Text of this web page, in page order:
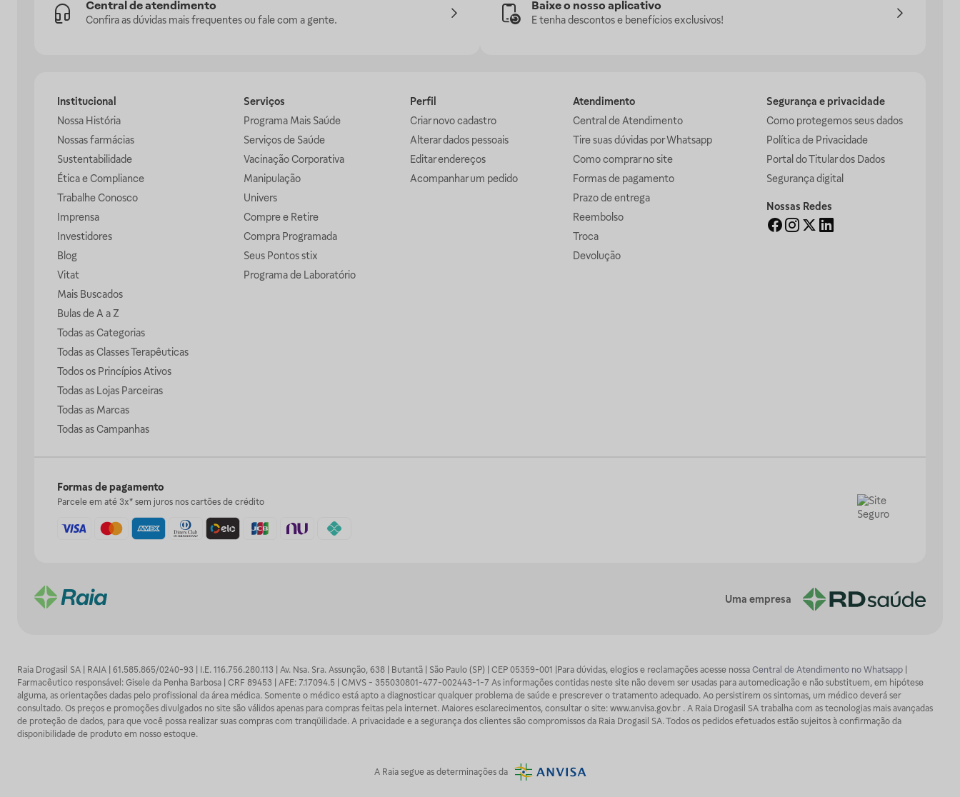
Central de atendimento
Confira as dúvidas mais frequentes ou fale com a gente.
Baixe o nosso aplicativo
E tenha descontos e benefícios exclusivos!
Institucional
Nossa História
Nossas farmácias
Sustentabilidade
Ética e Compliance
Trabalhe Conosco
Imprensa
Investidores
Blog
Vitat
Mais Buscados
Bulas de A a Z
Todas as Categorias
Todas as Classes Terapêuticas
Todos os Princípios Ativos
Todas as Lojas Parceiras
Todas as Marcas
Todas as Campanhas
Serviços
Programa Mais Saúde
Serviços de Saúde
Vacinação Corporativa
Manipulação
Univers
Compre e Retire
Compra Programada
Seus Pontos stix
Programa de Laboratório
Perfil
Criar novo cadastro
Alterar dados pessoais
Editar endereços
Acompanhar um pedido
Atendimento
Central de Atendimento
Tire suas dúvidas por Whatsapp
Como comprar no site
Formas de pagamento
Prazo de entrega
Reembolso
Troca
Devolução
Segurança e privacidade
Como protegemos seus dados
Política de Privacidade
Portal do Titular dos Dados
Segurança digital
Nossas Redes
Formas de pagamento
Parcele em até 3x* sem juros nos cartões de crédito
Uma empresa
Raia Drogasil SA | RAIA | 61.585.865/0240-93 | I.E. 116.756.280.113 | Av. Nsa. Sra. Assunção, 638 | Butantã | São Paulo (SP) | CEP 05359-001 |Para dúvidas, elogios e reclamações acesse nossa Central de Atendimento no Whatsapp
Farmacêutico responsável: Gisele da Penha Barbosa | CRF 89453 | AFE: 7.17094.5 | CMVS - 355030801-477-002443-1-7 As informações contidas neste site não devem ser usadas para automedicação e não substituem, em hipótese
alguma, as orientações dadas pelo profissional da área médica. Somente o médico está apto a diagnosticar qualquer problema de saúde e prescrever o tratamento adequado. Ao persistirem os sintomas, um médico deverá ser
consultado. Os preços e promoções divulgados no site são válidos apenas para compras feitas pela internet. Maiores esclarecimentos, consultar o site: www.anvisa.gov.br . A Raia Drogasil SA trabalha com as tecnologias mais avançadas
de proteção de dados, para que você possa realizar suas compras com tranqüilidade. A privacidade e a segurança dos clientes são compromissos da Raia Drogasil SA. Todos os pedidos efetuados estão sujeitos à confirmação da
disponibilidade de produto em nosso estoque.
A Raiasegue as determinações da